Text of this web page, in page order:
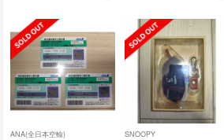
ANA(全日本空輸) SNOOPY